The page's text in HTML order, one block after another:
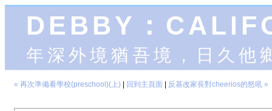
DEBBY：
年深外境猶吾境，日久
« 再次準備看學校(preschool)(上) 回到主頁面 反基改家長對cheerios的怒吼 »